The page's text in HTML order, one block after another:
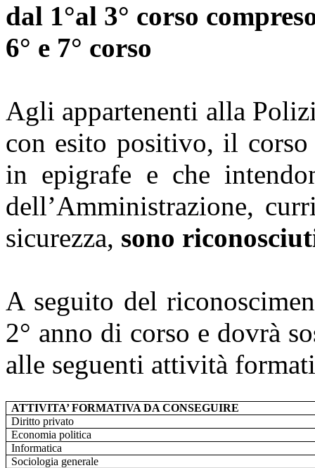
dal 1°al 3° corso
6° e 7° corso
Agli appartenenti alla
con esito positivo, il corso
in epigrafe e che
dell’Amministrazione,
sicurezza, sono
A seguito del
2° anno di corso e dovrà
alle seguenti attività
ATTIVITA’ FORMATIVA DA CONSEGUIRE
Diritto privato
Economia politica
Informatica
Sociologia generale